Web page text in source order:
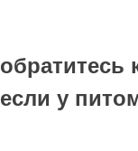
обратитесь
если у